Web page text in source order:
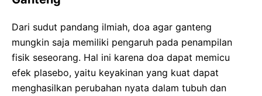
Dari sudut pandang ilmiah, doa agar ganteng
mungkin saja memiliki pengaruh pada penampilan
fisik seseorang. Hal ini karena doa dapat memicu
efek plasebo, yaitu keyakinan yang kuat dapat
menghasilkan perubahan nyata dalam tubuh dan